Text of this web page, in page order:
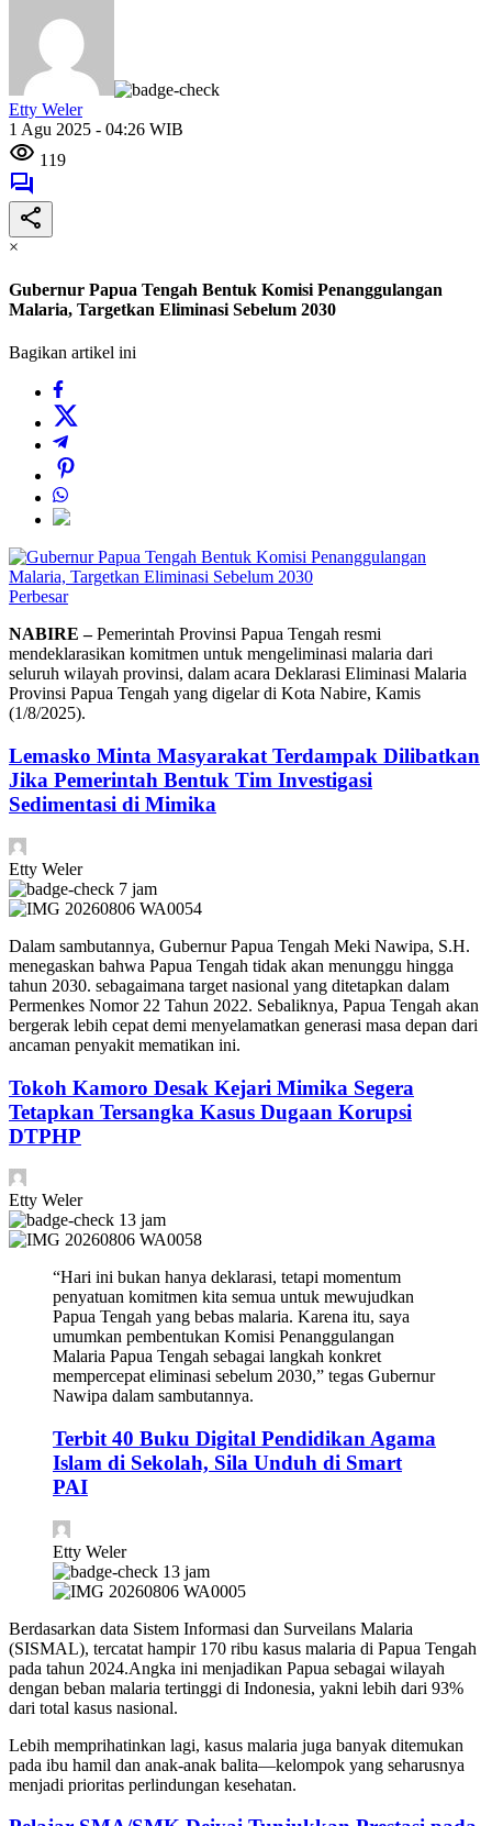
Etty Weler
1 Agu 2025 - 04:26 WIB
119
×
Gubernur Papua Tengah Bentuk Komisi Penanggulangan
Malaria, Targetkan Eliminasi Sebelum 2030
Bagikan artikel ini
Perbesar
NABIRE –Pemerintah Provinsi Papua Tengah resmi
mendeklarasikan komitmen untuk mengeliminasi malaria dari
seluruh wilayah provinsi, dalam acara Deklarasi Eliminasi Malaria
Provinsi Papua Tengah yang digelar di Kota Nabire, Kamis
(1/8/2025).
Lemasko Minta Masyarakat Terdampak Dilibatkan
Jika Pemerintah Bentuk Tim Investigasi
Sedimentasi di Mimika
Etty Weler
7 jam
Dalam sambutannya, Gubernur Papua Tengah Meki Nawipa, S.H.
menegaskan bahwa Papua Tengah tidak akan menunggu hingga
tahun 2030. sebagaimana target nasional yang ditetapkan dalam
Permenkes Nomor 22 Tahun 2022. Sebaliknya, Papua Tengah akan
bergerak lebih cepat demi menyelamatkan generasi masa depan dari
ancaman penyakit mematikan ini.
Tokoh Kamoro Desak Kejari Mimika Segera
Tetapkan Tersangka Kasus Dugaan Korupsi
DTPHP
Etty Weler
13 jam
“Hari ini bukan hanya deklarasi, tetapi momentum
penyatuan komitmen kita semua untuk mewujudkan
Papua Tengah yang bebas malaria. Karena itu, saya
umumkan pembentukan Komisi Penanggulangan
Malaria Papua Tengah sebagai langkah konkret
mempercepat eliminasi sebelum 2030,” tegas Gubernur
Nawipa dalam sambutannya.
Terbit 40 Buku Digital Pendidikan Agama
Islam di Sekolah, Sila Unduh di Smart
PAI
Etty Weler
13 jam
Berdasarkan data Sistem Informasi dan Surveilans Malaria
(SISMAL), tercatat hampir 170 ribu kasus malaria di Papua Tengah
pada tahun 2024.Angka ini menjadikan Papua sebagai wilayah
dengan beban malaria tertinggi di Indonesia, yakni lebih dari 93%
dari total kasus nasional.
Lebih memprihatinkan lagi, kasus malaria juga banyak ditemukan
pada ibu hamil dan anak-anak balita—kelompok yang seharusnya
menjadi prioritas perlindungan kesehatan.